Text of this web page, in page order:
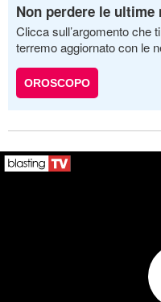
Non perdere le ultime
Clicca sull’argomento che
terremo aggiornato con le
OROSCOPO